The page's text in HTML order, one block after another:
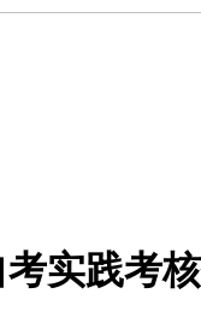
实践考